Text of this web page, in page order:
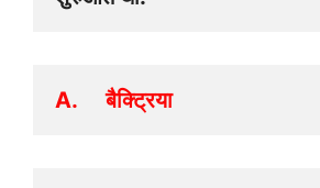
A.     बैक्ट्रिया